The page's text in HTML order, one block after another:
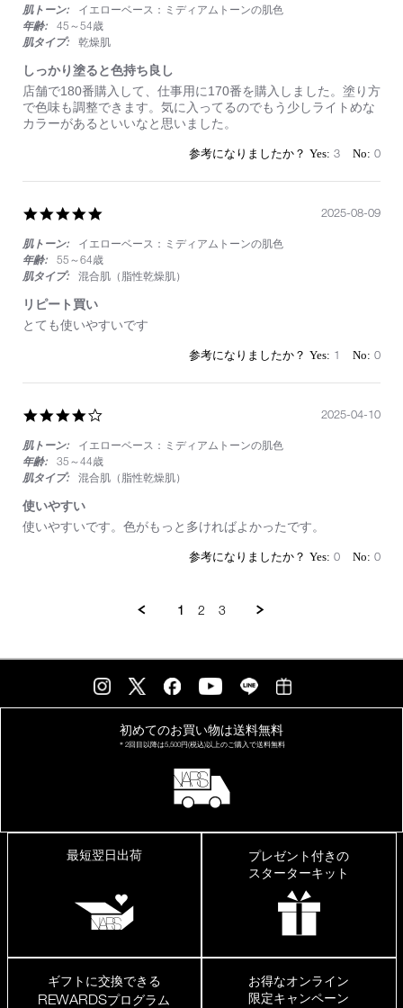
ー
ズ
rating
肌トーン:
イエローベース：ミディアムトーンの肌色
年齢:
45～54歳
肌タイプ:
乾燥肌
しっかり塗ると色持ち良し
Review
by
on
review
stating
し
塗
と
持
ち
良
店舗で180番購入して、仕事用に170番を購入しました。塗り方
で色味も調整できます。気に入ってるのでもう少しライトめな
カラーがあるといいなと思いました。
3 0
rating
肌トーン:
イエローベース：ミディアムトーンの肌色
年齢:
55～64歳
肌タイプ:
混合肌（脂性乾燥肌）
リピート買い
Review
Aug
review
ー
買
とても使いやすいです
2025-08-09
1 0
rating
肌トーン:
イエローベース：ミディアムトーンの肌色
年齢:
35～44歳
肌タイプ:
混合肌（脂性乾燥肌）
使いやすい
Review
review
使いやすいです。色がもっと多ければよかったです。
2025-04-10
0 0
1 2 3
初めてのお買い物は送料無料
＊2回目以降は5,500円(税込)以上の ご購入で送料無料
最短翌日出荷
プレゼント付きの
スターターキット
ギフトに交換できる
REWARDSプログラム
お得なオンライン
限定キャンペーン